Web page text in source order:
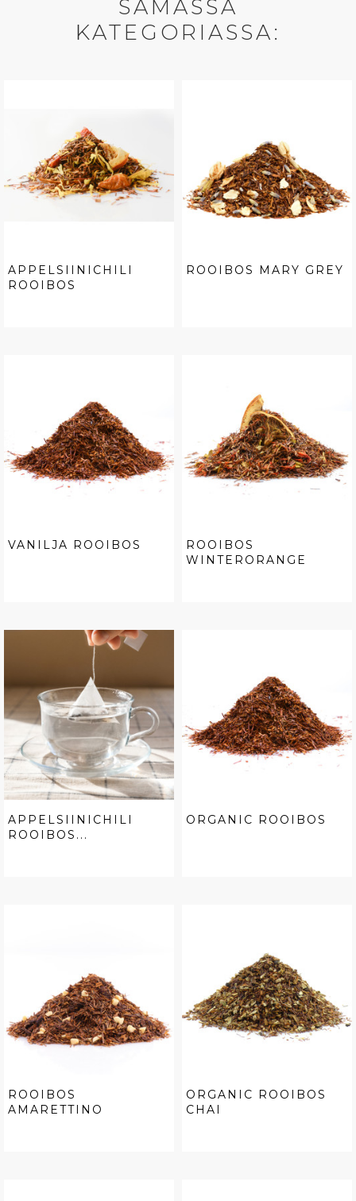
SAMASSA
KATEGORIASSA:
APPELSIINICHILI
ROOIBOS
ROOIBOS MARY GREY
VANILJA ROOIBOS
ROOIBOS
WINTERORANGE
APPELSIINICHILI
ROOIBOS...
ORGANIC ROOIBOS
ROOIBOS
AMARETTINO
ORGANIC ROOIBOS
CHAI